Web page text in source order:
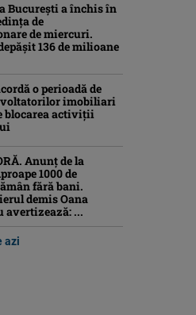
București a închis în
de
de miercuri.
136 de milioane
o perioadă de
imobiliari
blocarea activiții
Anunț de la
1000 de
fără bani.
demis Oana
avertizează: ...
azi